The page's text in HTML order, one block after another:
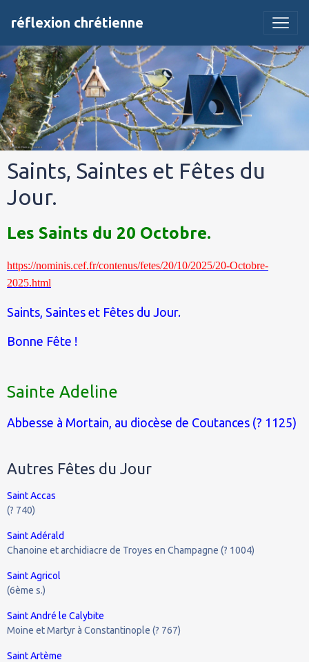
réflexion chrétienne
Saints, Saintes et Fêtes du
Jour.
Les Saints du 20 Octobre.
https://nominis.cef.fr/contenus/fetes/20/10/2025/20-Octobre-
2025.html
Saints, Saintes et Fêtes du Jour.
Bonne Fête !
Sainte Adeline
Abbesse à Mortain, au diocèse de Coutances (? 1125)
Autres Fêtes du Jour
Saint Accas
(? 740)
Saint Adérald
Chanoine et archidiacre de Troyes en Champagne (? 1004)
Saint Agricol
(6ème s.)
Saint André le Calybite
Moine et Martyr à Constantinople (? 767)
Saint Artème